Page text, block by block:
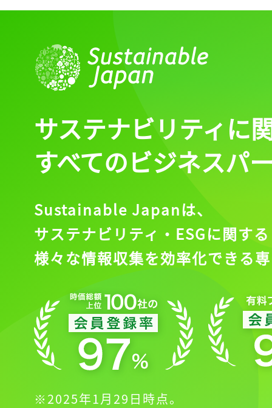
サステナビリティに
すべてのビジネスパ
Sustainable Japanは、
サステナビリティ・ESGに関する
様々な情報収集を効率化できる
※2025年1月29日時点。